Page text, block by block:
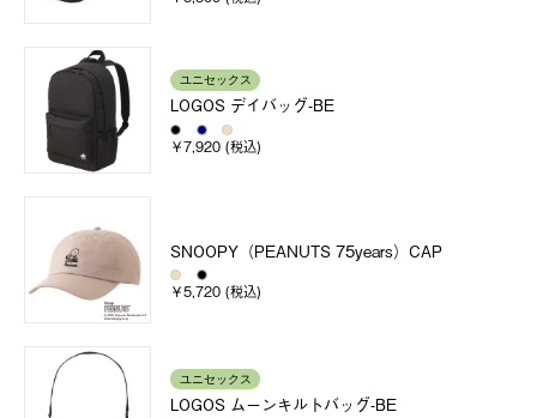
ユニセックス
LOGOS デイバッグ-BE
￥7,920 (税込)
SNOOPY（PEANUTS 75years）CAP
￥5,720 (税込)
ユニセックス
LOGOS ムーンキルトバッグ-BE